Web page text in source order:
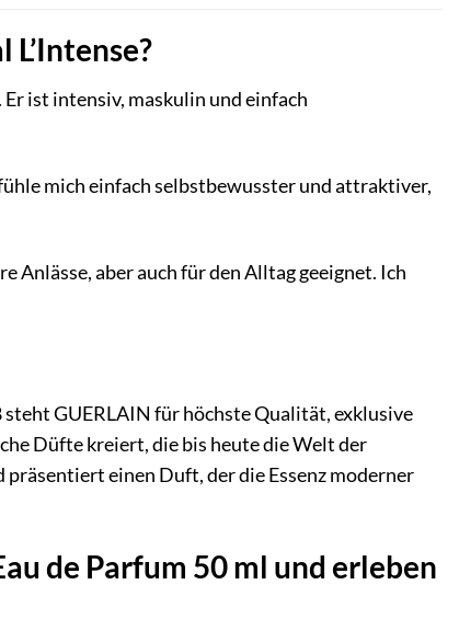
ist intensiv, maskulin und einfach
mich einfach selbstbewusster und attraktiver,
Anlässe, aber auch für den Alltag geeignet. Ich
GUERLAIN für höchste Qualität, exklusive
Düfte kreiert, die bis heute die Welt der
präsentiert einen Duft, der die Essenz moderner
de Parfum 50 ml und erleben